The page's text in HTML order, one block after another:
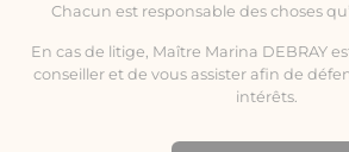
Chacun est responsable des choses
En cas de litige, Maître Marina DEBRAY
conseiller et de vous assister afin de
intérêts.